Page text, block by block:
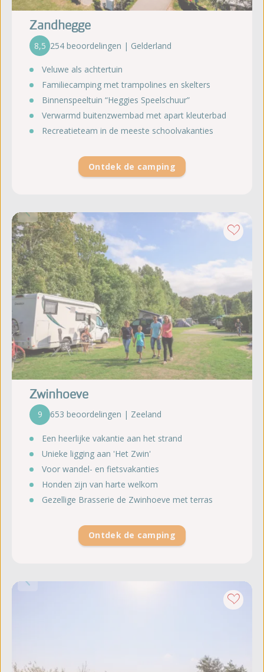
Zandhegge
8,5 254 beoordelingen | Gelderland
Veluwe als achtertuin
Familiecamping met trampolines en skelters
Binnenspeeltuin “Heggies Speelschuur”
Verwarmd buitenzwembad met apart kleuterbad
Recreatieteam in de meeste schoolvakanties
Ontdek de camping
Zwinhoeve
9 653 beoordelingen | Zeeland
Een heerlijke vakantie aan het strand
Unieke ligging aan 'Het Zwin'
Voor wandel- en fietsvakanties
Honden zijn van harte welkom
Gezellige Brasserie de Zwinhoeve met terras
Ontdek de camping